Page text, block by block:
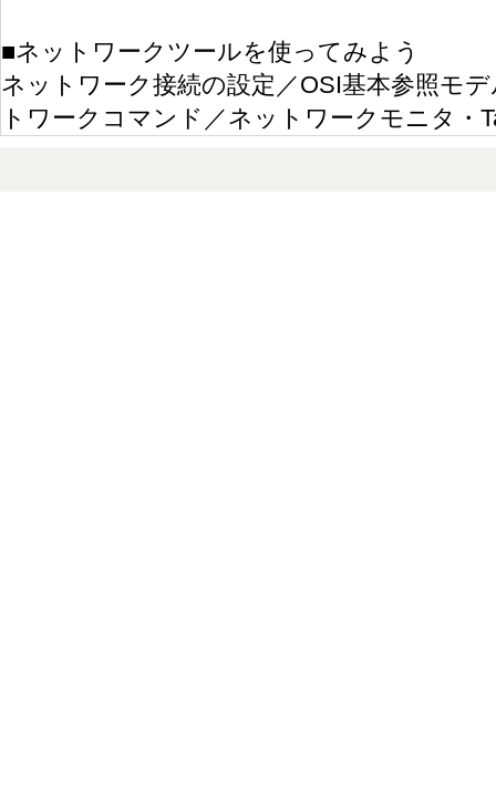
■ネットワークツールを使ってみよう
ネットワーク接続の設定／OSI基本参照モ
トワークコマンド／ネットワークモニタ・